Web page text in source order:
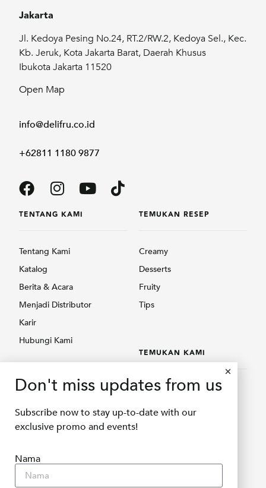
Jakarta
Jl. Kedoya Pesing No.24, RT.2/RW.2, Kedoya Sel., Kec.
Kb. Jeruk, Kota Jakarta Barat, Daerah Khusus
Ibukota Jakarta 11520
Open Map
info@delifru.co.id
+62811 1180 9877
TENTANG KAMI
Tentang Kami
Katalog
Berita & Acara
Menjadi Distributor
Karir
Hubungi Kami
Creamy
Fruity
TEMUKAN RESEP
Creamy
Desserts
Fruity
Tips
TEMUKAN KAMI
Temukan Kami
Shopee Delifru
Tokopedia Bubuqu
Don't miss updates from us
Subscribe now to stay up-to-date with our
exclusive promo and events!
Nama